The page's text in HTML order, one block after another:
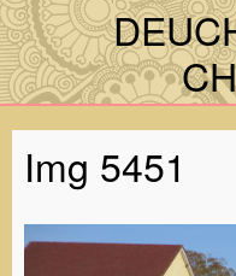
Img 5451